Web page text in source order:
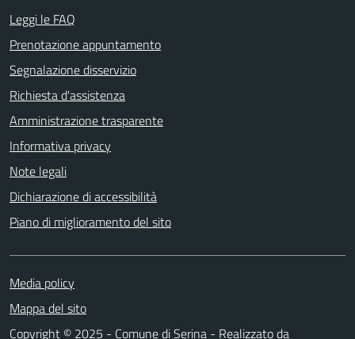
Leggi le FAQ
Prenotazione appuntamento
Segnalazione disservizio
Richiesta d'assistenza
Amministrazione trasparente
Informativa privacy
Note legali
Dichiarazione di accessibilità
Piano di miglioramento del sito
Media policy
Mappa del sito
Copyright © 2025 - Comune di Serina - Realizzato da